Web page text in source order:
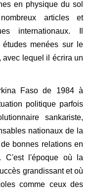
en physique du sol
articles et
internationaux. Il
menées sur le
avec lequel il écrira un
Faso de 1984 à
politique parfois
sankariste,
nationaux de la
bonnes relations en
C'est l'époque où la
grandissant et où
comme ceux des